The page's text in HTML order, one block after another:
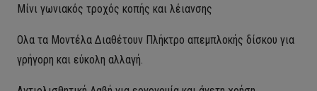
Μίνι γωνιακός τροχός κοπής και λέιανσης
Ολα τα Μοντέλα Διαθέτουν Πλήκτρο απεμπλοκής δίσκου για
γρήγορη και εύκολη αλλαγή.